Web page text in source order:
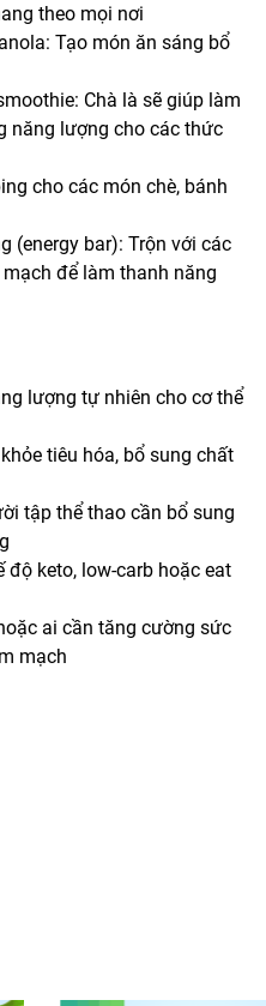
theo mọi nơi
Tạo món ăn sáng bổ
Chà là sẽ giúp làm
năng lượng cho các thức
cho các món chè, bánh
(energy bar): Trộn với các
để làm thanh năng
lượng tự nhiên cho cơ thể
tiêu hóa, bổ sung chất
tập thể thao cần bổ sung
độ keto, low-carb hoặc eat
ai cần tăng cường sức
mạch